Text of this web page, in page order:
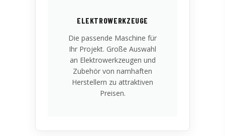
ELEKTROWERKZEUGE
Die passende Maschine für
Ihr Projekt. Große Auswahl
an Elektrowerkzeugen und
Zubehör von namhaften
Herstellern zu attraktiven
Preisen.